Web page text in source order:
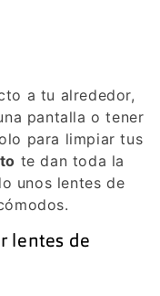
a tu alrededor,
pantalla o tener
para limpiar tus
te dan toda la
unos lentes de
lentes de